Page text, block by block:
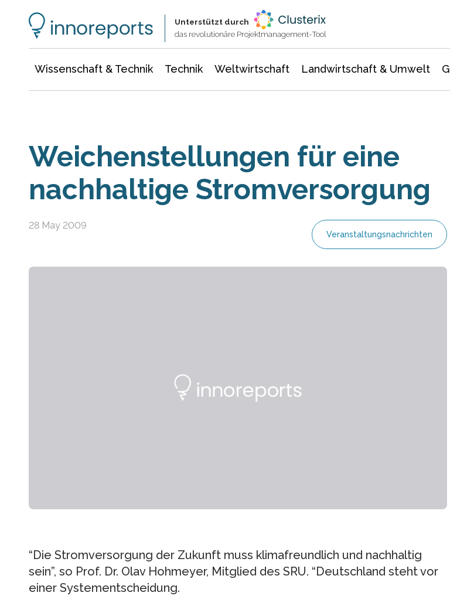
Unterstützt durch
das revolutionäre Projektmanagement-Tool
Wissenschaft & Technik Technik Weltwirtschaft Landwirtschaft & Umwelt
Weichenstellungen für eine
nachhaltige Stromversorgung
28 May 2009
Veranstaltungsnachrichten
“Die Stromversorgung der Zukunft muss klimafreundlich und nachhaltig
sein”, so Prof. Dr. Olav Hohmeyer, Mitglied des SRU. “Deutschland steht vor
einer Systementscheidung.